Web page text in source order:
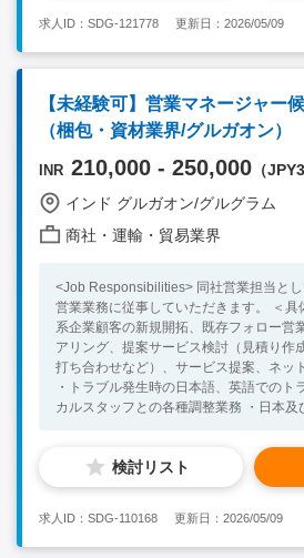
導くソリューション提案型の営業です。 ・新規のお客様の開拓
・環境関連商材の提案営業 ・お客様の経
ューション提案型営業 ■業務の魅力： ・単純にモノを売るだけ
でなく、お客様が抱える課題の把握、分
い、自らが考えた最適な解決策を提案で
が大きいやりがいのある仕事です。 ・社員が充実感を持ち、働
度により、個人の業績をしっかり給与に
ついては全てオープンとなっております
グやインセンティブ額が個々に把握でき
歴や年齢を問わず、すぐに昇進できる環
の吸収やスキルアップを図り、経験を積
※入社時期は2025年10月以降を想定して
<Necessary Skill / Experience > ・社内外
ション能力 ・3年以上の営業職経験 ・日
をお持ちの方 <Preferable Skill / Experience> ・基本的なPCスキ
ル ・BtoB営業の経験 ・同業界の営業経
会話スキル
求人ID：SDG-121778 更新日：2026/05/09
【未経験可】営業マネージャー
（梱包・資材業界/グルガオン）
INR 210,000 - 250,000 （
インド グルガオン/グルグラム
商社・運輸・貿易業界
<Job Responsibilities> 同社営業担当と
営業業務に従事していただきます。 ＜具
系企業顧客の新規開拓、既存フォロー営
アリング、提案サービス検討（見積り作
打ち合わせなど）、サービス提案、ネッ
・トラブル発生時の日本語、英語でのト
カルスタッフとの各種調整業務 ・日本及
中心に習熟度に応じて、メンバーマネジ
ます。 <Necessary Skill / Experience > ・長期での就業をご検討
されている方 ・主体的に行動でき向上心
・マネジメント経験をお持ちの方 <Preferable Skill /
Experience> ・何かしらの物流業務の経
検討リスト
求人ID：SDG-110168 更新日：2026/05/09